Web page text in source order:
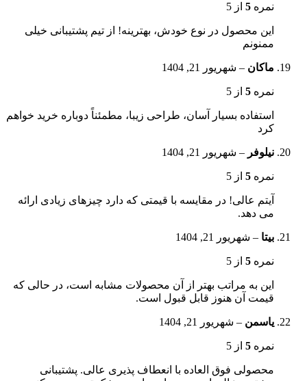
نمره 5 از 5
این محصول در نوع خودش، بهترینه! از تیم پشتیبانی خیلی
ممنونم
ماکان – شهریور 21, 1404
نمره 5 از 5
استفاده بسیار آسان، طراحی زیبا، مطمئناً دوباره خرید خواهم
کرد
نیلوفر – شهریور 21, 1404
نمره 5 از 5
آیتم عالی! در مقایسه با قیمتی که دارد چیزهای زیادی ارائه
می دهد.
بیتا – شهریور 21, 1404
نمره 5 از 5
این به مراتب بهتر از آن محصولات مشابه است، در حالی که
قیمت آن هنوز قابل قبول است.
یاسمن – شهریور 21, 1404
نمره 5 از 5
محصولی فوق العاده با انعطاف پذیری عالی. پشتیبانی